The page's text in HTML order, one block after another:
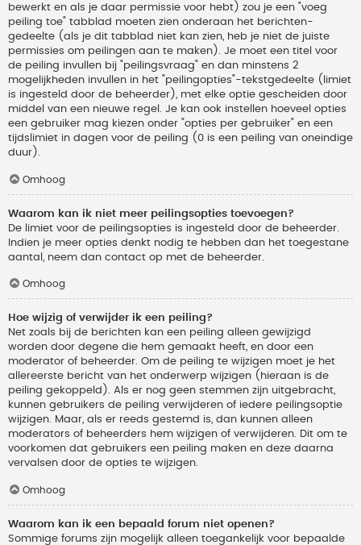
bewerkt en als je daar permissie voor hebt) zou je een "voeg
peiling toe" tabblad moeten zien onderaan het berichten-
gedeelte (als je dit tabblad niet kan zien, heb je niet de juiste
permissies om peilingen aan te maken). Je moet een titel voor
de peiling invullen bij "peilingsvraag" en dan minstens 2
mogelijkheden invullen in het "peilingopties"-tekstgedeelte (limiet
is ingesteld door de beheerder), met elke optie gescheiden door
middel van een nieuwe regel. Je kan ook instellen hoeveel opties
een gebruiker mag kiezen onder "opties per gebruiker" en een
tijdslimiet in dagen voor de peiling (0 is een peiling van oneindige
duur).
Omhoog
Waarom kan ik niet meer peilingsopties toevoegen?
De limiet voor de peilingsopties is ingesteld door de beheerder.
Indien je meer opties denkt nodig te hebben dan het toegestane
aantal, neem dan contact op met de beheerder.
Omhoog
Hoe wijzig of verwijder ik een peiling?
Net zoals bij de berichten kan een peiling alleen gewijzigd
worden door degene die hem gemaakt heeft, en door een
moderator of beheerder. Om de peiling te wijzigen moet je het
allereerste bericht van het onderwerp wijzigen (hieraan is de
peiling gekoppeld). Als er nog geen stemmen zijn uitgebracht,
kunnen gebruikers de peiling verwijderen of iedere peilingsoptie
wijzigen. Maar, als er reeds gestemd is, dan kunnen alleen
moderators of beheerders hem wijzigen of verwijderen. Dit om te
voorkomen dat gebruikers een peiling maken en deze daarna
vervalsen door de opties te wijzigen.
Omhoog
Waarom kan ik een bepaald forum niet openen?
Sommige forums zijn mogelijk alleen toegankelijk voor bepaalde